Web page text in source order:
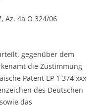
Az. 4a O 324/06
gegenüber dem
die Zustimmung
Patent EP 1 374 xxx
des Deutschen
das